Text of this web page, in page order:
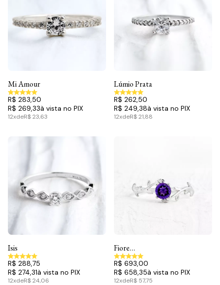
Mi Amour
R$ 283,50
12xdeR$ 23,63
R$ 269,33
Lúmio Prata
R$ 262,50
12xdeR$ 21,88
R$ 249,38
Isis
R$ 288,75
12xdeR$ 24,06
R$ 274,31
Fiore
Ametista
R$ 693,00
12xdeR$ 57,75
R$ 658,35